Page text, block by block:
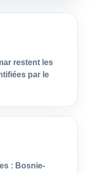
restent les
par le
: Bosnie-